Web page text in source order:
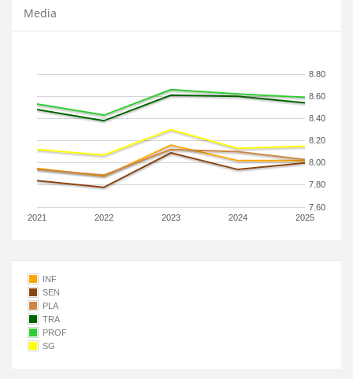
Media
2021 2022 2023 2024 2025
7.60
7.80
8.00
8.20
8.40
8.60
8.80
INF
SEN
PLA
TRA
PROF
SG